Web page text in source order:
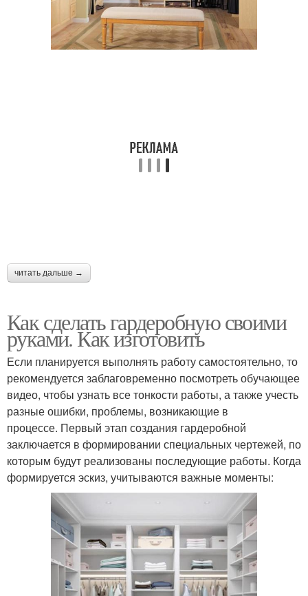
читать дальше →
Как сделать гардеробную своими
руками. Как изготовить
Если планируется выполнять работу самостоятельно, то
рекомендуется заблаговременно посмотреть обучающее
видео, чтобы узнать все тонкости работы, а также учесть
разные ошибки, проблемы, возникающие в
процессе. Первый этап создания гардеробной
заключается в формировании специальных чертежей, по
которым будут реализованы последующие работы. Когда
формируется эскиз, учитываются важные моменты: